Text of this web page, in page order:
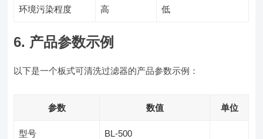
环境污染程度 高 低
6. 产品参数示例
以下是一个板式可清洗过滤器的产品参数示例：
参数 数值 单位
型号 BL-500